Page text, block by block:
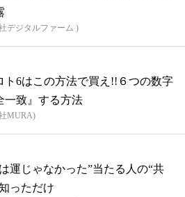
デジタルファーム )
ト6はこの方法で買え!!６つの数字
一致』する方法
MURA)
運じゃなかった”当たる人の“共
っただけ